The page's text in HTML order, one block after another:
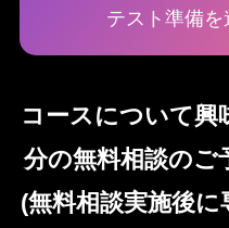
テスト準備
コースについて興
分の無料相談のご
(無料相談実施後